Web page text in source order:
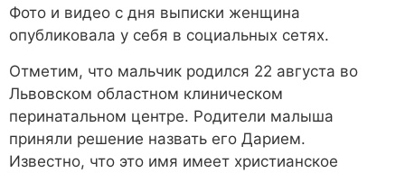
Фото и видео с дня выписки женщина
опубликовала у себя в социальных сетях.
Отметим, что мальчик родился 22 августа во
Львовском областном клиническом
перинатальном центре. Родители малыша
приняли решение назвать его Дарием.
Известно, что это имя имеет христианское